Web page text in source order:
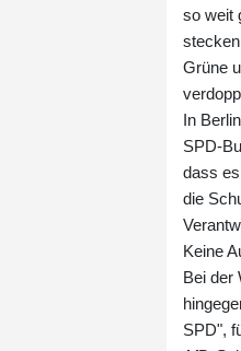
so weit
Grüne
In
SPD-
dass
die
Keine
Bei der
SPD",